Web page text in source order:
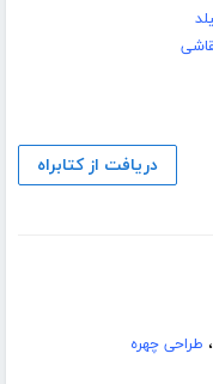
دریافت از کتابراه
، طراحی چهره